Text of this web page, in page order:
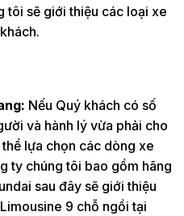
tôi sẽ giới thiệu các loại xe
Nếu Quý khách có số
và hành lý vừa phải cho
lựa chọn các dòng xe
ty chúng tôi bao gồm hãng
sau đây sẽ giới thiệu
9 chỗ ngồi tại